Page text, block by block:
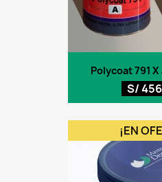
Polycoat 791 X
S/
¡EN